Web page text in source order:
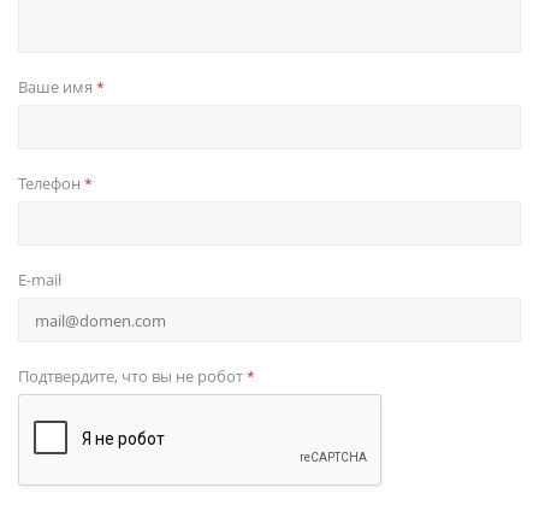
Ваше имя *
Телефон *
E-mail
Подтвердите, что вы не робот*